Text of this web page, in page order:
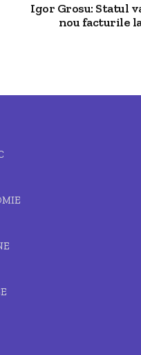
Igor Grosu: Statul
nou facturile